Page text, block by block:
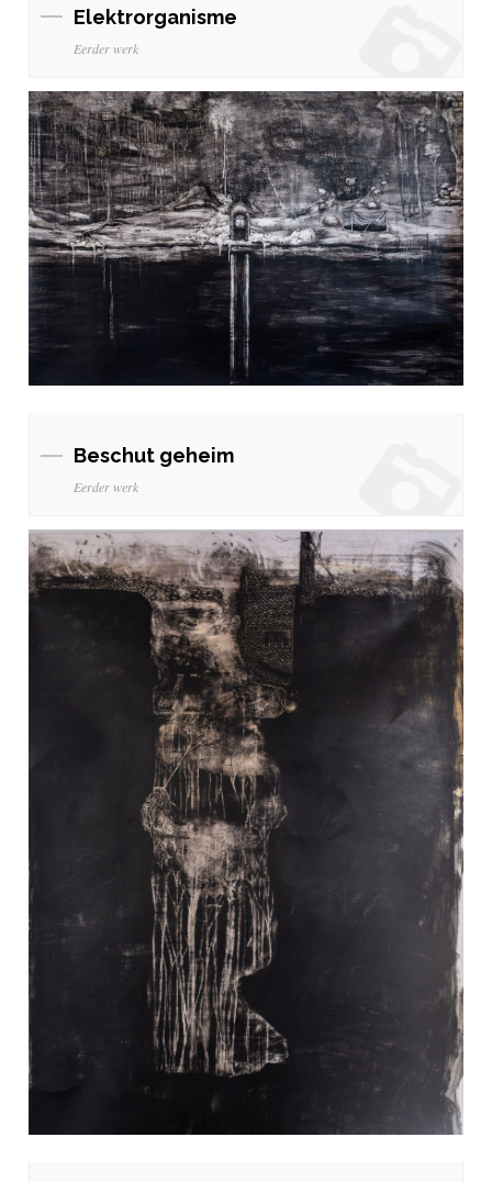
Elektrorganisme
Eerder werk
Beschut geheim
Eerder werk